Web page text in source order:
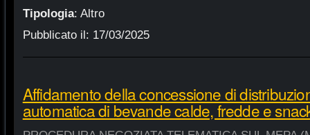
Tipologia: Altro
Pubblicato il: 17/03/2025
Affidamento della concessione di
automatica di bevande calde, fredde e